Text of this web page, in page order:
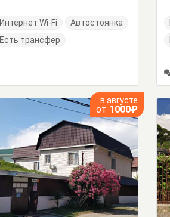
Интернет Wi-Fi
Автостоянка
Есть трансфер
в августе
от 1000₽